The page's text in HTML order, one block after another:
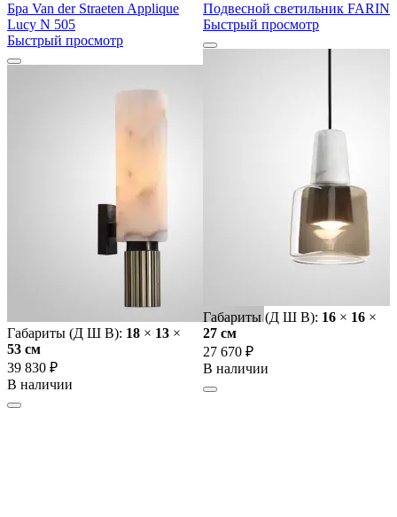
Бра Van der Straeten Applique
Lucy N 505
Быстрый просмотр
Габариты (Д Ш В): 18 × 13 ×
53 cм
39 830 ₽
В наличии
Подвесной светильник FARIN
Быстрый просмотр
Габариты (Д Ш В): 16 × 16 ×
27 cм
27 670 ₽
В наличии